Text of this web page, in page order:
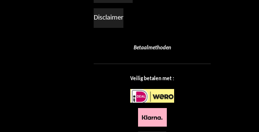
Disclaimer
Betaalmethoden
Veilig betalen met :